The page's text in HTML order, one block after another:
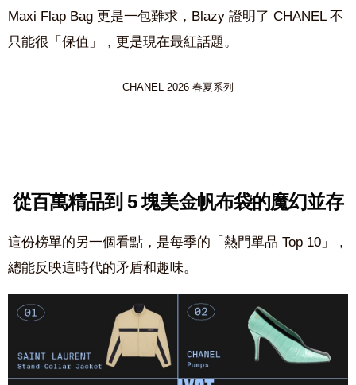
Maxi Flap Bag 更是一包難求， Blazy 證明了 CHANEL 不
只能很「保值」，更是現在最紅話題。
CHANEL 2026 春夏系列
從百萬精品到 5塊美金帆布袋的魔幻並存
這份榜單的另一個看點，是每季的「熱門單品 Top 10 」，
總能反映這時代的矛盾和趣味。